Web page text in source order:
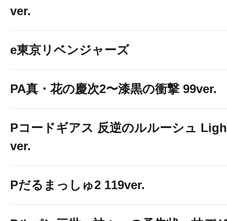
ver.
e東京リベンジャーズ
PA真・花の慶次2〜漆黒の衝撃 99ver.
Pコードギアス 反逆のルルーシュ
ver.
Pだるまっしゅ2 119ver.